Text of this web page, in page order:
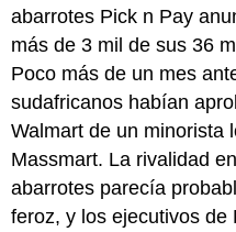
abarrotes Pick n Pay
más de 3 mil de sus 36
Poco más de un mes
sudafricanos habían
Walmart de un minorista
Massmart. La rivalidad
abarrotes parecía
feroz, y los ejecutivos de